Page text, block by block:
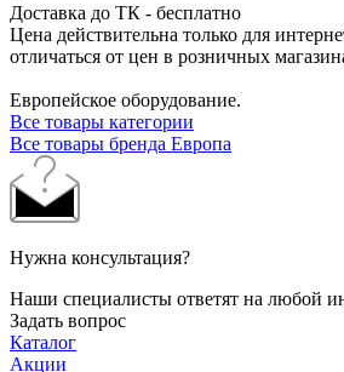
Доставка до ТК - бесплатно
Цена действительна только для
отличаться от цен в розничных
Европейское оборудование.
Все товары категории
Все товары бренда Европа
Нужна консультация?
Наши специалисты ответят на любой
Задать вопрос
Каталог
Акции